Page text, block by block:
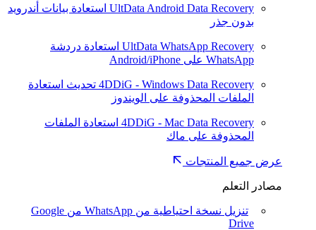
UltData Android Data Recovery استعادة بيانات أندرويد
بدون جذر
UltData WhatsApp Recovery استعادة دردشة
WhatsApp على Android/iPhone
4DDiG - Windows Data Recovery تحديث استعادة
الملفات المحذوفة على الويندوز
4DDiG - Mac Data Recovery استعادة الملفات
المحذوفة على ماك
عرض جميع المنتجات
مصادر التعلم
تنزيل نسخة احتياطية من WhatsApp من Google
Drive